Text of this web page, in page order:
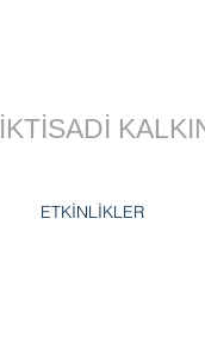
İKTİSADİ
ETKİNLİKLER